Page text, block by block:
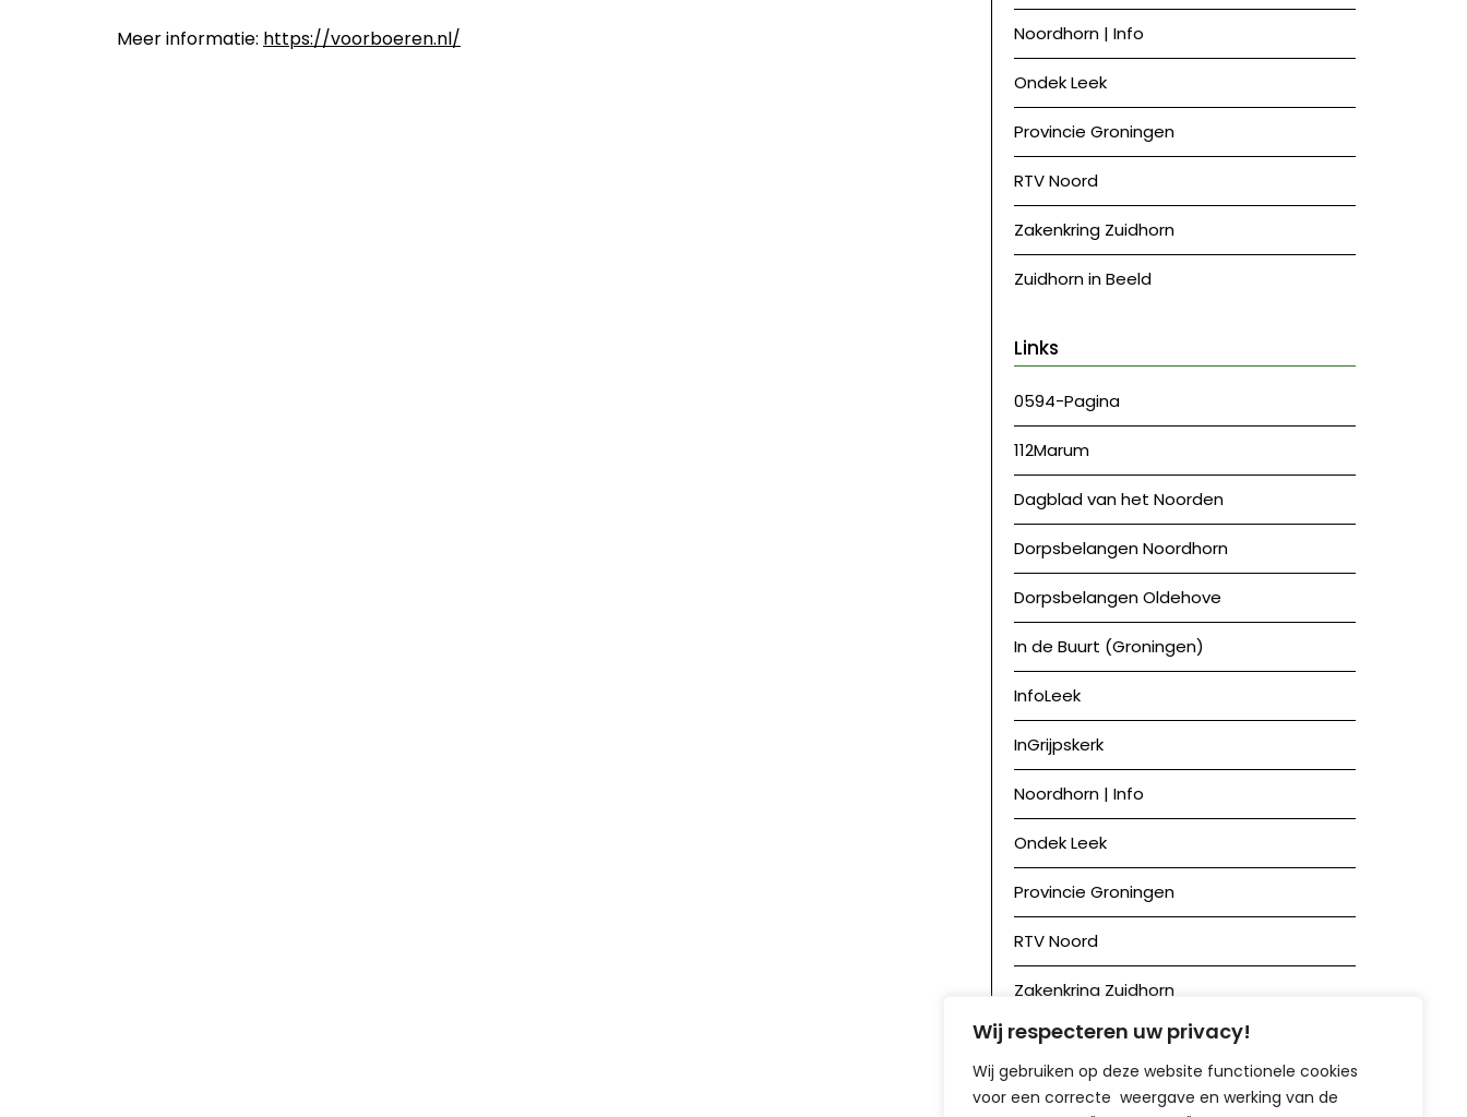
Wij respecteren uw privacy!
Wij gebruiken op deze website functionele cookies
voor een correcte weergave en werking van de
Meer informatie: https://voorboeren.nl/ Noordhorn | Info
Ondek Leek
Provincie Groningen
RTV Noord
Zakenkring Zuidhorn
Zuidhorn in Beeld
Links
0594-Pagina
112Marum
Dagblad van het Noorden
Dorpsbelangen Noordhorn
Dorpsbelangen Oldehove
In de Buurt (Groningen)
InfoLeek
InGrijpskerk
Noordhorn | Info
Ondek Leek
Provincie Groningen
RTV Noord
Zakenkring Zuidhorn
Zuidhorn in Beeld
Achief